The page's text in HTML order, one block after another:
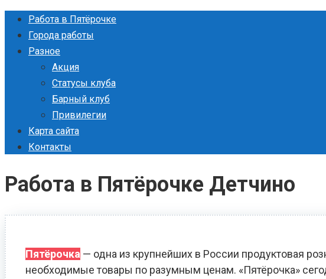
Перейти
контенту
Работа в Пятёрочке
Города работы
Разное
Акция
Статусы клуба
Барный клуб
Привилегии
Карта сайта
Контакты
Работа в Пятёрочке Детчино
Пятёрочка — одна из крупнейших в России продуктовая
необходимые товары по разумным ценам. «Пятёрочка»